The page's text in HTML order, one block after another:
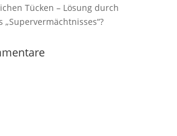
Tücken – Lösung durch